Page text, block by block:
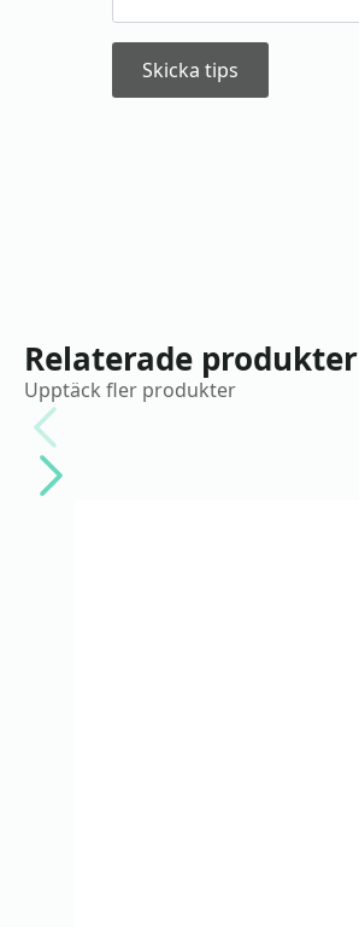
Skicka tips
Relaterade produkter
Upptäck fler produkter